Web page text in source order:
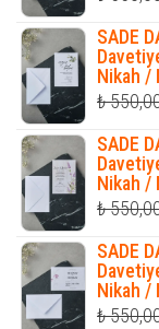
SADE
Nikah /
₺
SADE
Nikah /
₺
SADE
Nikah /
₺